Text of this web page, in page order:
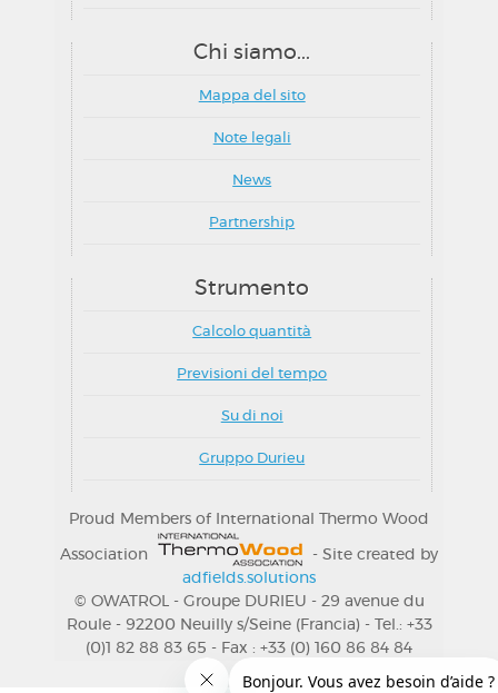
Chi siamo...
Mappa del sito
Note legali
News
Partnership
Strumento
Calcolo quantità
Previsioni del tempo
Su di noi
Gruppo Durieu
Proud Members of International Thermo Wood
Association
- Site created by
adfields.solutions
© OWATROL - Groupe DURIEU - 29 avenue du
Roule - 92200 Neuilly s/Seine (Francia) - Tel.: +33
(0)1 82 88 83 65 - Fax : +33 (0) 160 86 84 84